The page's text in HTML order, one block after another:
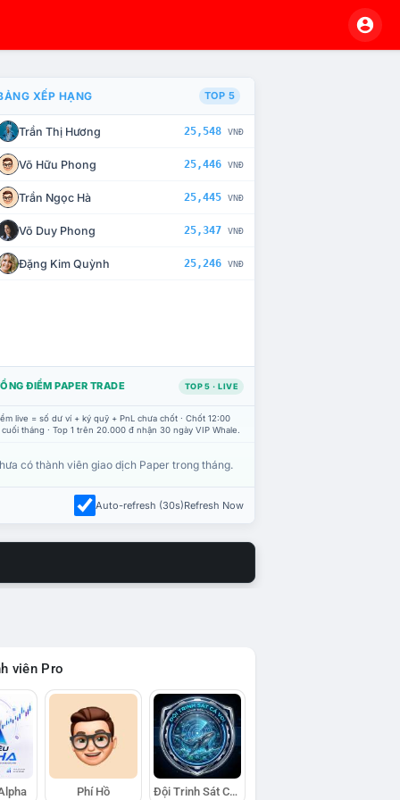
CHẾ TÀI XỬ LÝ VI PHẠM
XẾP HẠNG TOP 5
Trần Thị Hương 25,548 VNĐ
Võ Hữu Phong 25,446 VNĐ
Trần Ngọc Hà 25,445 VNĐ
Võ Duy Phong 25,347 VNĐ
Đặng Kim Quỳnh 25,246 VNĐ
ĐIỂM PAPER TRADE TOP 5 · LIVE
live = số dư ví + ký quỹ + PnL chưa chốt · Chốt 12:00
tháng · Top 1 trên 20.000 đ nhận 30 ngày VIP Whale.
có thành viên giao dịch Paper trong tháng.
Auto-refresh (30s)Refresh Now
viên Pro
Phí Hồ Đội Trinh Sát Cá Voi